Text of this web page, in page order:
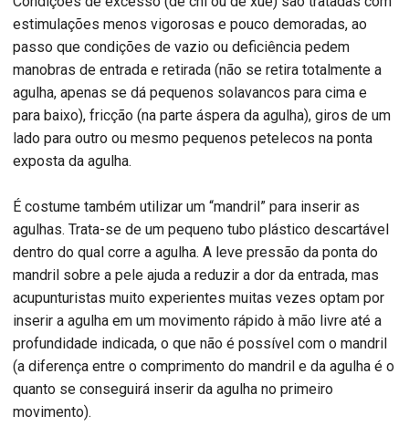
estimulações menos vigorosas e pouco demoradas, ao
passo que condições de vazio ou deficiência pedem
manobras de entrada e retirada (não se retira totalmente a
agulha, apenas se dá pequenos solavancos para cima e
para baixo), fricção (na parte áspera da agulha), giros de um
lado para outro ou mesmo pequenos petelecos na ponta
exposta da agulha.
É costume também utilizar um “mandril” para inserir as
agulhas. Trata-se de um pequeno tubo plástico descartável
dentro do qual corre a agulha. A leve pressão da ponta do
mandril sobre a pele ajuda a reduzir a dor da entrada, mas
acupunturistas muito experientes muitas vezes optam por
inserir a agulha em um movimento rápido à mão livre até a
profundidade indicada, o que não é possível com o mandril
(a diferença entre o comprimento do mandril e da agulha é o
quanto se conseguirá inserir da agulha no primeiro
movimento).